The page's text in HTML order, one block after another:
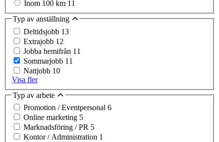
Inom 100 km 11
Typ av anställning
Deltidsjobb 13
Extrajobb 12
Jobba hemifrån 11
Sommarjobb 11
Nattjobb 10
Visa fler
Typ av arbete
Promotion / Eventpersonal 6
Online marketing 5
Marknadsföring / PR 5
Kontor / Administration 1